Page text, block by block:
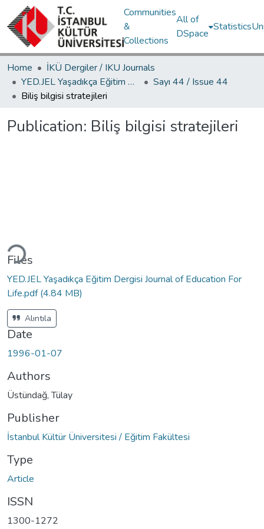
Communities
&
Collections
All of
DSpace
Statistics
Home
İKÜ Dergiler / IKU Journals
YED.JEL Yaşadıkça Eğitim Dergisi / Journal of Education For Life
Sayı 44 / Issue 44
Biliş bilgisi stratejileri
Publication: Biliş bilgisi stratejileri
Files
YED.JEL Yaşadıkça Eğitim Dergisi Journal of Education For
Life.pdf(4.84 MB)
Alıntıla
Date
1996-01-07
Authors
Üstündağ, Tülay
Publisher
İstanbul Kültür Üniversitesi / Eğitim Fakültesi
Type
Article
ISSN
1300-1272